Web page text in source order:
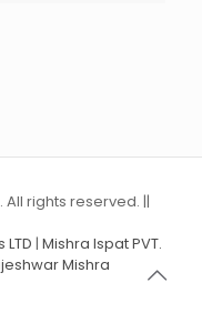
. All rights reserved. ||
| Mishra Ispat PVT.
Mishra